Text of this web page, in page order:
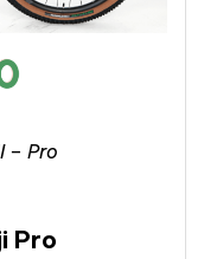
– Pro
Pro